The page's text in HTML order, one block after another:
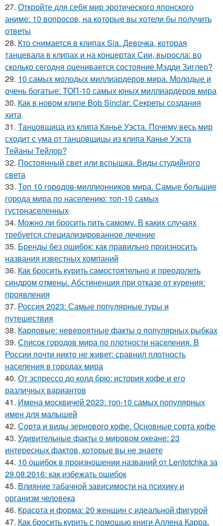
27. Откройте для себя мир эротического японского
аниме: 10 вопросов, на которые вы хотели бы получить
ответы
28. Кто снимается в клипах Sia. Девочка, которая
танцевала в клипах и на концертах Сии, выросла: во
сколько сегодня оценивается состояние Мэдди Зиглер?
29. 10 самых молодых миллиардеров мира. Молодые и
очень богатые: ТОП-10 самых юных миллиардеров мира
30. Как в новом клипе Bob Sinclar: Секреты создания
хита
31. Танцовщица из клипа Канье Уэста. Почему весь мир
сходит с ума от танцовщицы из клипа Канье Уэста
Тейаны Тейлор?
32. Постоянный свет или вспышка. Виды студийного
света
33. Топ 10 городов-миллионников мира. Самые большие
города мира по населению: топ-10 самых
густонаселенных
34. Можно ли бросить пить самому. В каких случаях
требуется специализированное лечение
35. Бренды без ошибок: как правильно произносить
названия известных компаний
36. Как бросить курить самостоятельно и преодолеть
синдром отмены. Абстиненция при отказе от курения:
проявления
37. Россия 2023: Самые популярные туры и
путешествия
38. Карповые: невероятные факты о популярных рыбках
39. Список городов мира по плотности населения. В
России почти никто не живет: сравнил плотность
населения в городах мира
40. От эспрессо до колд брю: история кофе и его
различных вариантов
41. Имена москвичей 2023: топ-10 самых популярных
имен для малышей
42. Сорта и виды зернового кофе. Основные сорта кофе
43. Удивительные факты о мировом океане: 23
интересных фактов, которые вы не знаете
44. 10 ошибок в произношении названий от Lentotchka за
29.08.2016: как избежать ошибок
45. Влияние табачной зависимости на психику и
организм человека
46. Красота и форма: 20 женщин с идеальной фигурой
47. Как бросить курить с помощью книги Аллена Карра.